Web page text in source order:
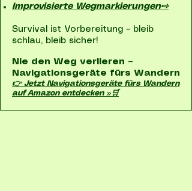
Improvisierte Wegmarkierungen⇨
Survival ist Vorbereitung – bleib
schlau, bleib sicher!
Nie den Weg verlieren –
Navigationsgeräte fürs Wandern
👉 Jetzt Navigationsgeräte fürs Wandern
auf Amazon entdecken »🛒